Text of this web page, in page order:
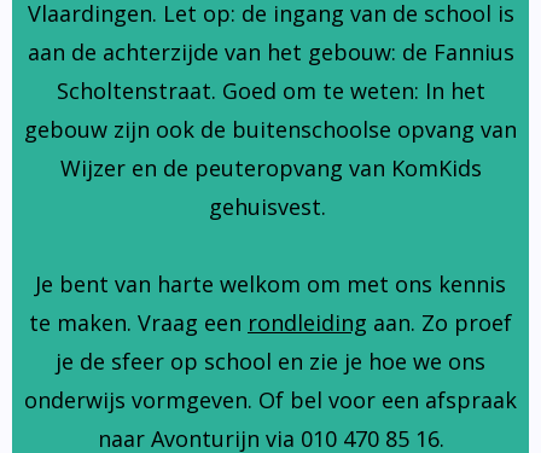
Vlaardingen. Let op: de ingang van de school is
aan de achterzijde van het gebouw: de Fannius
Scholtenstraat. Goed om te weten: In het
gebouw zijn ook de buitenschoolse opvang van
Wijzer en de peuteropvang van KomKids
gehuisvest.
Je bent van harte welkom om met ons kennis
te maken. Vraag een rondleiding aan. Zo proef
je de sfeer op school en zie je hoe we ons
onderwijs vormgeven. Of bel voor een afspraak
naar Avonturijn via 010 470 85 16.